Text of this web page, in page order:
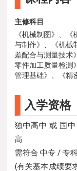
主修科目
《机械制图》、
与制作》、《机械
差配合与测量技术
零件加工质量检测
管理基础》、《精
入学资格
独中高中 或 国
高
需符合 中专 / 专
(有关基本成绩要